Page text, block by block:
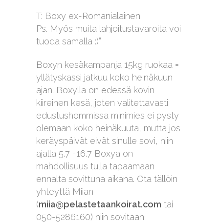
T: Boxy ex-Romanialainen
Ps. Myös muita lahjoitustavaroita voi
tuoda samalla :)”
Boxyn kesäkampanja 15kg ruokaa =
yllätyskassi jatkuu koko heinäkuun
ajan. Boxylla on edessä kovin
kiireinen kesä, joten valitettavasti
edustushommissa minimies ei pysty
olemaan koko heinäkuuta, mutta jos
keräyspäivät eivät sinulle sovi, niin
ajalla 5.7 -16.7 Boxya on
mahdollisuus tulla tapaamaan
ennalta sovittuna aikana. Ota tällöin
yhteyttä Miian
(miia@pelastetaankoirat.com tai
050-5286160) niin sovitaan